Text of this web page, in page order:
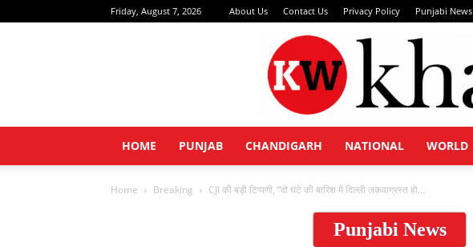
Friday, August 7, 2026 About Us Contact Us Privacy Policy Punjabi News
HOME PUNJAB CHANDIGARH NATIONAL WORLD
Home Breaking CJI की बड़ी टिप्पणी, “दो घंटे की बारिश में दिल्ली लकवाग्रस्त हो...
Punjabi News